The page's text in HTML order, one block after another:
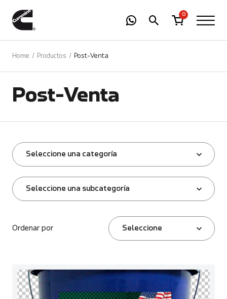
0
Home Productos Post-Venta
Post-Venta
Seleccione una categoría
Seleccione una subcategoría
Ordenar por Seleccione